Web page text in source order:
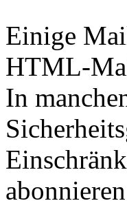
Einige
HTML-
In